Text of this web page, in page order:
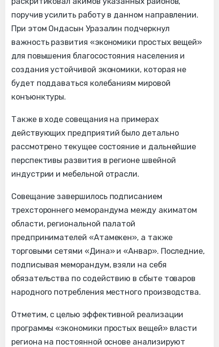
поручив усилить работу в данном направлении.
При этом Ондасын Уразалин подчеркнул
важность развития «экономики простых вещей»
для повышения благосостояния населения и
создания устойчивой экономики, которая не
будет поддаваться колебаниям мировой
конъюнктуры.
Также в ходе совещания на примерах
действующих предприятий было детально
рассмотрено текущее состояние и дальнейшие
перспективы развития в регионе швейной
индустрии и мебельной отрасли.
Совещание завершилось подписанием
трехстороннего меморандума между акиматом
области, региональной палатой
предпринимателей «Атамекен», а также
торговыми сетями «Дина» и «Анвар». Последние,
подписывая меморандум, взяли на себя
обязательства по содействию в сбыте товаров
народного потребления местного производства.
Отметим, с целью эффективной реализации
программы «экономики простых вещей» власти
региона на постоянной основе анализируют